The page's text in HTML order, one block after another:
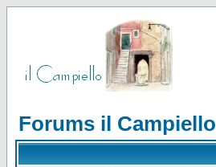
Forums il Campiello